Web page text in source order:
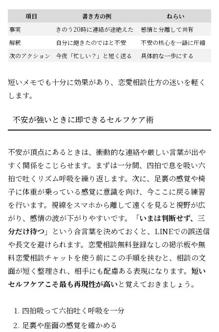
項目 書き方の例
ねらい
事実
きのう20時に連絡が途絶えた
感情と分離して共有
解釈
自分に飽きたのではと不安
不安の核心を一語に圧縮
次のアクション
今夜「忙しい？」と短く送る 具体的な一歩にする
短いメモでも十分に効果があり、恋愛相談仕方の迷いを軽く
します。
不安が強いときに即できるセルフケア術
不安が頂点にあるときは、衝動的な連絡や厳しい言葉が出や
すく関係をこじらせます。まずは一分間、四拍で息を吸い六
拍で吐くリズム呼吸を繰り返します。次に、足裏の感覚や椅
子に体重が乗っている感覚に意識を向け、今ここに戻る練習
を行います。視線をスマホから離して遠くを見ると視野が広
がり、感情の波が下がりやすいです。
「いまは判断せず、三
分だけ待つ」
という合言葉を決めておくと、LINEでの誤送信
や長文を避けられます。恋愛相談無料登録なしの掲示板や無
料恋愛相談チャットを使う前にこの手順を挟むと、相談の文
面が短く整理され、相手にも配慮ある表現になります。 短い
セルフケアこそ最も再現性が高いと覚えておきましょう。
四拍吸って六拍吐く呼吸を一分
足裏や座面の感覚を確かめる